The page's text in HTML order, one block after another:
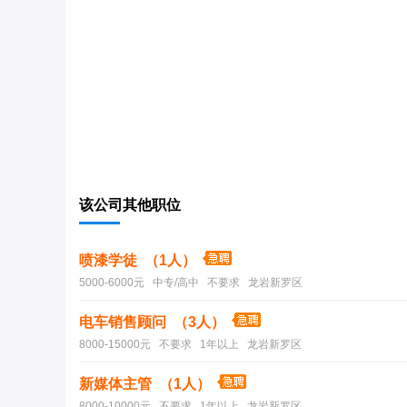
该公司其他职位
喷漆学徒 （1人）
5000-6000元 中专/高中 不要求 龙岩新罗区
电车销售顾问 （3人）
8000-15000元 不要求 1年以上 龙岩新罗区
新媒体主管 （1人）